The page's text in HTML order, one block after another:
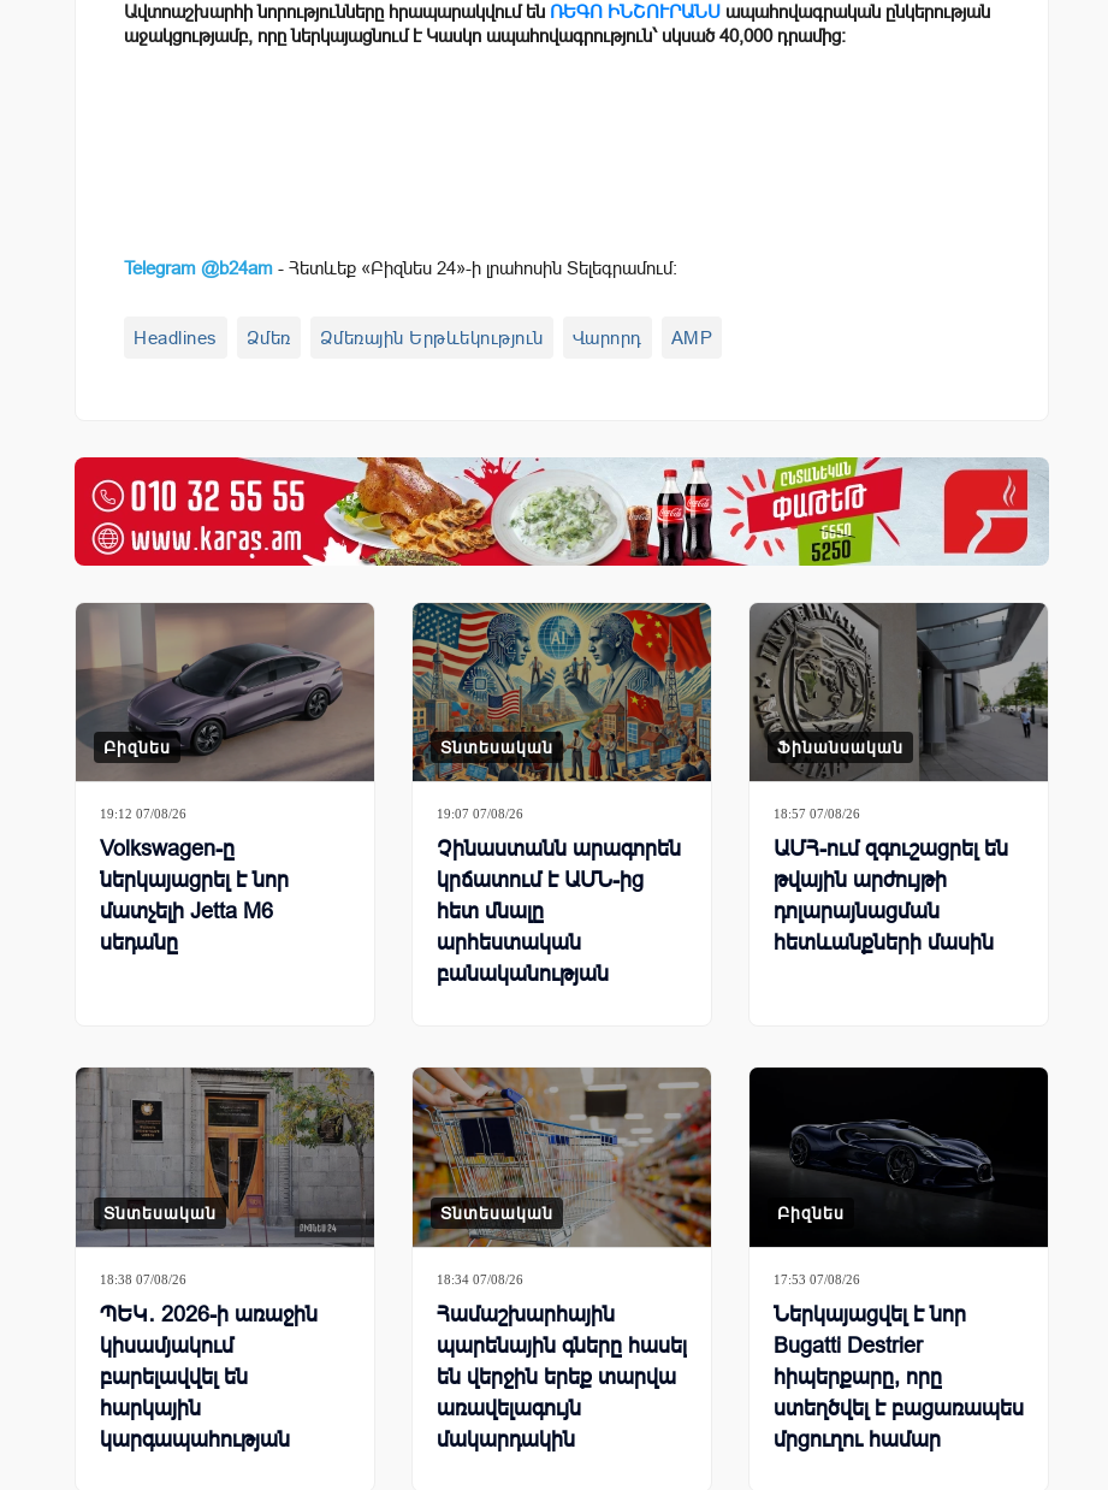
Ավտոաշխարհի նորությունները հրապարակվում են ՌԵԳՈ ԻՆՇՈՒՐԱՆՍ ապահովագրական ընկերության
աջակցությամբ, որը ներկայացնում է Կասկո ապահովագրություն՝ սկսած 40,000 դրամից։
Telegram @b24am - Հետևեք «Բիզնես 24»-ի լրահոսին Տելեգրամում:
Headlines Ձմեռ Ձմեռային Երթևեկություն Վարորդ AMP
Բիզնես
19:12 07/08/26
Volkswagen-ը
ներկայացրել է նոր
մատչելի Jetta M6
սեդանը
Տնտեսական
19:07 07/08/26
Չինաստանն արագորեն
կրճատում է ԱՄՆ-ից
հետ մնալը
արհեստական
բանականության
Ֆինանսական
18:57 07/08/26
ԱՄՀ-ում զգուշացրել են
թվային արժույթի
դոլարայնացման
հետևանքների մասին
Տնտեսական
18:38 07/08/26
ՊԵԿ․ 2026-ի առաջին
կիսամյակում
բարելավվել են
հարկային
կարգապահության
Տնտեսական
18:34 07/08/26
Համաշխարհային
պարենային գները հասել
են վերջին երեք տարվա
առավելագույն
մակարդակին
Բիզնես
17:53 07/08/26
Ներկայացվել է նոր
Bugatti Destrier
հիպերքարը, որը
ստեղծվել է բացառապես
մրցուղու համար